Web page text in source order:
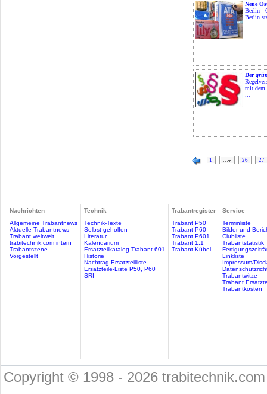
Neue
Berlin -
Berlin
Der
mit dem
1 … 26 27
Nachrichten
Allgemeine Trabantnews
Aktuelle Trabantnews
Trabant weltweit
trabitechnik.com intern
Trabantszene
Vorgestellt
Technik
Technik-Texte
Selbst geholfen
Literatur
Kalendarium
Ersatzteilkatalog Trabant 601
Historie
Nachtrag Ersatzteilliste
Ersatzteile-Liste P50, P60
SRI
Trabantregister
Trabant P50
Trabant P60
Trabant P601
Trabant 1.1
Trabant Kübel
Service
Terminliste
Bilder und
Clubliste
Trabantstatistik
Linkliste
Impressum/
Trabantwitze
Trabant
Trabantkosten
Copyright © 1998 - 2026